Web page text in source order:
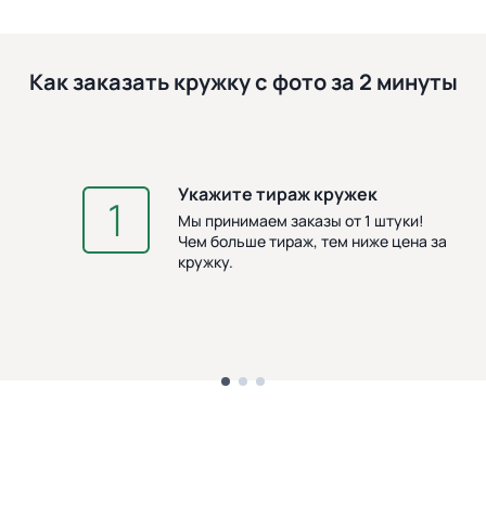
Как заказать кружку с фото за 2 минуты
Укажите тираж кружек
Мы принимаем заказы от 1 штуки!
Чем больше тираж, тем ниже цена за
кружку.